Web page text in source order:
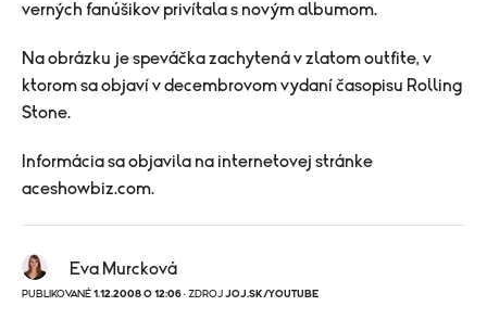
verných fanúšikov privítala s novým albumom.
Na obrázku je speváčka zachytená v zlatom outfite, v
ktorom sa objaví v decembrovom vydaní časopisu Rolling
Stone.
Informácia sa objavila na internetovej stránke
aceshowbiz.com.
Eva Murcková
PUBLIKOVANÉ 1.12.2008 O 12:06 · ZDROJ JOJ.SK/YOUTUBE